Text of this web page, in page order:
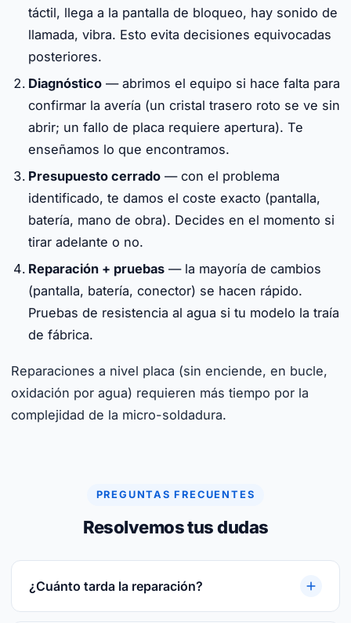
táctil, llega a la pantalla de bloqueo, hay sonido de
llamada, vibra. Esto evita decisiones equivocadas
posteriores.
Diagnóstico — abrimos el equipo si hace falta para
confirmar la avería (un cristal trasero roto se ve sin
abrir; un fallo de placa requiere apertura). Te
enseñamos lo que encontramos.
Presupuesto cerrado — con el problema
identificado, te damos el coste exacto (pantalla,
batería, mano de obra). Decides en el momento si
tirar adelante o no.
Reparación + pruebas — la mayoría de cambios
(pantalla, batería, conector) se hacen rápido.
Pruebas de resistencia al agua si tu modelo la traía
de fábrica.
Reparaciones a nivel placa (sin enciende, en bucle,
oxidación por agua) requieren más tiempo por la
complejidad de la micro-soldadura.
PREGUNTAS FRECUENTES
Resolvemos tus dudas
¿Cuánto tarda la reparación?